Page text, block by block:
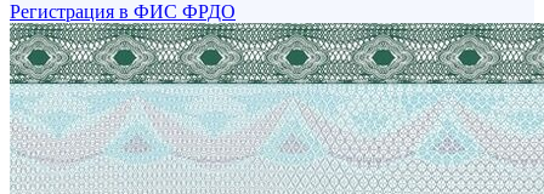
Регистрация в ФИС ФРДО